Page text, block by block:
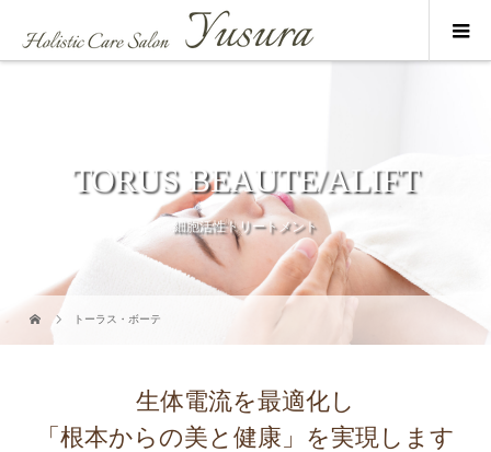
TORUS BEAUTE/ALIFT
細胞活性トリートメント
トーラス・ボーテ
生体電流を最適化し
「根本からの美と健康」を実現します